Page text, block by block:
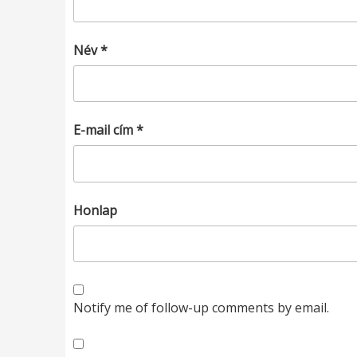
Név*
E-mail cím*
Honlap
Notify me of follow-up comments by email.